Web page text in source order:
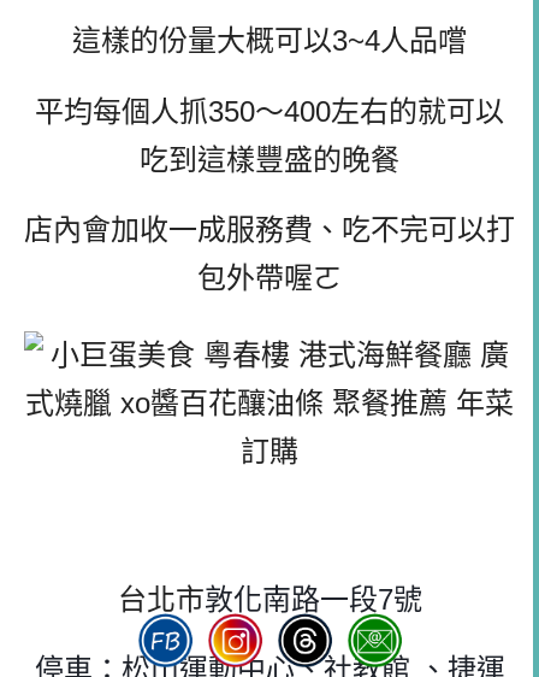
這樣的份量大概可以3~4人品嚐
平均每個人抓350～400左右的就可以
吃到這樣豐盛的晚餐
店內會加收一成服務費、吃不完可以打
包外帶喔ㄛ
台北市敦化南路一段7號
停車：松山運動中心、社教館 、捷運